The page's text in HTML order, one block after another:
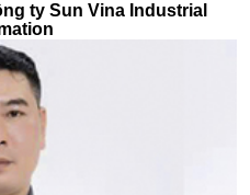
ty Sun Vina Industrial